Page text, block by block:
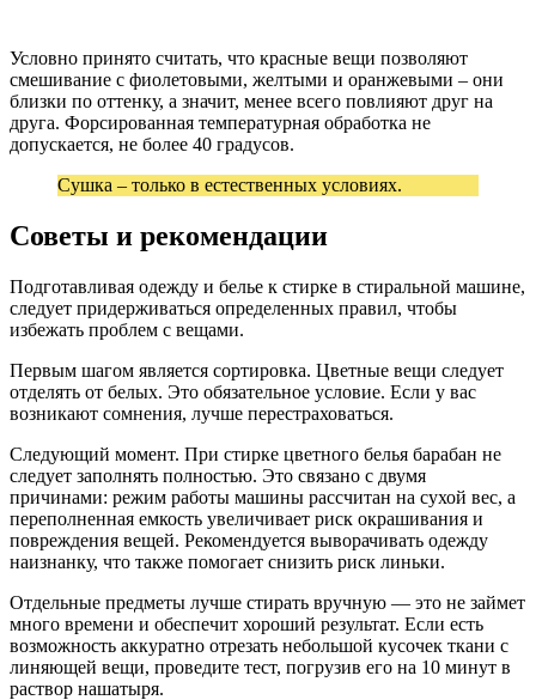
Условно принято считать, что красные вещи позволяют
смешивание с фиолетовыми, желтыми и оранжевыми – они
близки по оттенку, а значит, менее всего повлияют друг на
друга. Форсированная температурная обработка не
допускается, не более 40 градусов.
Сушка – только в естественных условиях.
Советы и рекомендации
Подготавливая одежду и белье к стирке в стиральной машине,
следует придерживаться определенных правил, чтобы
избежать проблем с вещами.
Первым шагом является сортировка. Цветные вещи следует
отделять от белых. Это обязательное условие. Если у вас
возникают сомнения, лучше перестраховаться.
Следующий момент. При стирке цветного белья барабан не
следует заполнять полностью. Это связано с двумя
причинами: режим работы машины рассчитан на сухой вес, а
переполненная емкость увеличивает риск окрашивания и
повреждения вещей. Рекомендуется выворачивать одежду
наизнанку, что также помогает снизить риск линьки.
Отдельные предметы лучше стирать вручную — это не займет
много времени и обеспечит хороший результат. Если есть
возможность аккуратно отрезать небольшой кусочек ткани с
линяющей вещи, проведите тест, погрузив его на 10 минут в
раствор нашатыря.